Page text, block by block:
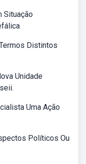
Situação
Distintos
Unidade
Uma Ação
Políticos Ou